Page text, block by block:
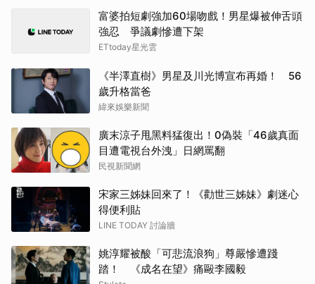
田曦
朴恩
柳樂
富婆拍短劇強加60場吻戲！男星爆被伸舌頭
強忍 爭議劇慘遭下架
ETtoday星光雲
《半澤直樹》男星及川光博宣布再婚！ 56
歲升格當爸
緯來娛樂新聞
廣末涼子甩黑料猛復出！0偽裝「46歲真面
目遭電視台外洩」日網罵翻
民視新聞網
宋家三姊妹回來了！《勸世三姊妹》劇迷心
得便利貼
LINE TODAY 討論牆
姚淳耀被酸「可悲流浪狗」尊嚴慘遭踐
踏！ 《成名在望》痛毆李國毅